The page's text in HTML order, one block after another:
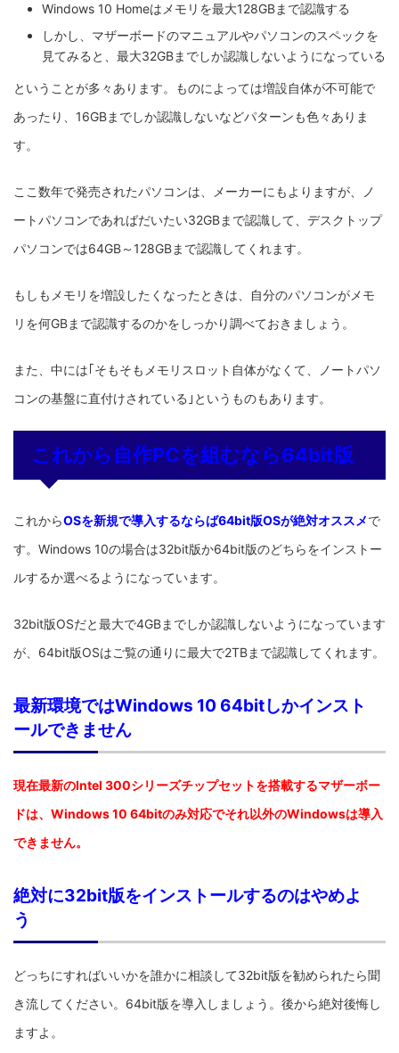
Windows 10 Homeはメモリを最大128GBまで認識する
しかし、マザーボードのマニュアルやパソコンのスペックを
見てみると、最大32GBまでしか認識しないようになっている
ということが多々あります。ものによっては増設自体が不可能で
あったり、16GBまでしか認識しないなどパターンも色々ありま
す。
ここ数年で発売されたパソコンは、メーカーにもよりますが、ノ
ートパソコンであればだいたい32GBまで認識して、デスクトップ
パソコンでは64GB～128GBまで認識してくれます。
もしもメモリを増設したくなったときは、自分のパソコンがメモ
リを何GBまで認識するのかをしっかり調べておきましょう。
また、中には｢そもそもメモリスロット自体がなくて、ノートパソ
コンの基盤に直付けされている｣というものもあります。
これから自作PCを組むなら64bit版
これからOSを新規で導入するならば64bit版OSが絶対オススメで
す。Windows 10の場合は32bit版か64bit版のどちらをインストー
ルするか選べるようになっています。
32bit版OSだと最大で4GBまでしか認識しないようになっています
が、64bit版OSはご覧の通りに最大で2TBまで認識してくれます。
最新環境ではWindows 10 64bitしかインスト
ールできません
現在最新のIntel 300シリーズチップセットを搭載するマザーボー
ドは、Windows 10 64bitのみ対応でそれ以外のWindowsは導入
できません。
絶対に32bit版をインストールするのはやめよ
う
どっちにすればいいかを誰かに相談して32bit版を勧められたら聞
き流してください。64bit版を導入しましょう。後から絶対後悔し
ますよ。